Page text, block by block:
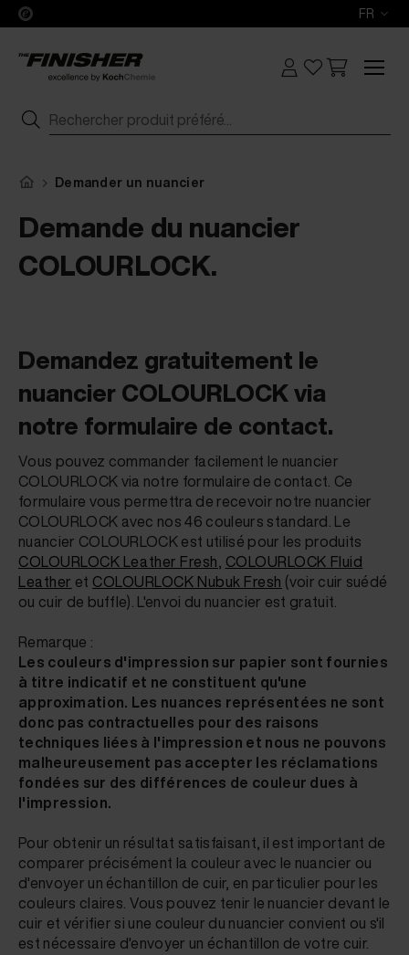
FR
Demander un nuancier
Demande du nuancier
COLOURLOCK.
Demandez gratuitement le
nuancier COLOURLOCK via
notre formulaire de contact.
Vous pouvez commander facilement le nuancier
COLOURLOCK via notre formulaire de contact. Ce
formulaire vous permettra de recevoir notre nuancier
COLOURLOCK avec nos 46 couleurs standard. Le
nuancier COLOURLOCK est utilisé pour les produits
COLOURLOCK Leather Fresh, COLOURLOCK Fluid
Leather et COLOURLOCK Nubuk Fresh (voir cuir suédé
ou cuir de buffle). L'envoi du nuancier est gratuit.
Remarque :
Les couleurs d'impression sur papier sont fournies
à titre indicatif et ne constituent qu'une
approximation. Les nuances représentées ne sont
donc pas contractuelles pour des raisons
techniques liées à l'impression et nous ne pouvons
malheureusement pas accepter les réclamations
fondées sur des différences de couleur dues à
l'impression.
Pour obtenir un résultat satisfaisant, il est important de
comparer précisément la couleur avec le nuancier ou
d'envoyer un échantillon de cuir, en particulier pour les
couleurs claires. Vous pouvez tenir le nuancier devant le
cuir et vérifier si une couleur du nuancier convient ou s'il
est nécessaire d'envoyer un échantillon de votre cuir.